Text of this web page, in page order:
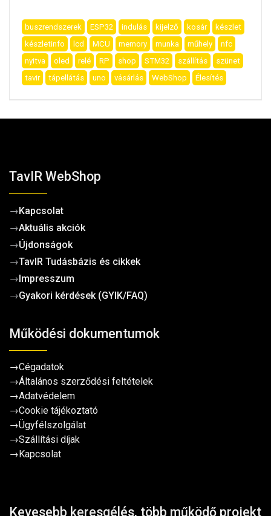
buszrendszerek ESP32 indulás kijelző kosár
készlet
készletinfo
lcd MCU memory munka műhely
nfc
nyitva
oled relé RP shop STM32 szállítás
szünet
tavir
tápellátás uno vásárlás WebShop Élesítés
TavIR WebShop
→Kapcsolat
→Aktuális akciók
→Újdonságok
→TavIR Tudásbázis és cikkek
→Impresszum
→Gyakori kérdések (GYIK/FAQ)
Működési dokumentumok
→Cégadatok
→Általános szerződési feltételek
→Adatvédelem
→Cookie tájékoztató
→Ügyfélszolgálat
→Szállítási díjak
→Kapcsolat
Kevesebb keresgélés, több működő projekt